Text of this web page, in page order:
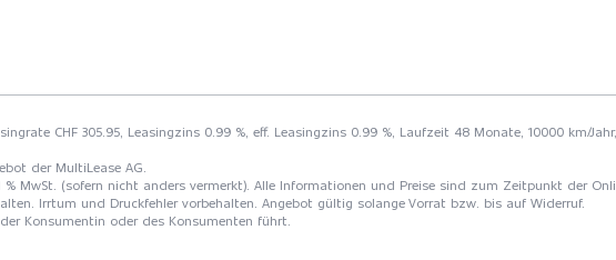
CHF 305.95, Leasingzins 0.99 %, eff. Leasingzins 0.99 %, Laufzeit 48 Monate, 10000 km/
der MultiLease AG.
MwSt. (sofern nicht anders vermerkt). Alle Informationen und Preise sind zum Zeitpunkt der
Irrtum und Druckfehler vorbehalten. Angebot gültig solange Vorrat bzw. bis auf Widerruf.
Konsumentin oder des Konsumenten führt.